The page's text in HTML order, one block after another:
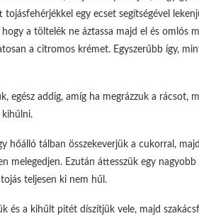
egy ecset segítségével
hogy a töltelék ne áztassa majd el és omlós
a citromos krémet. Egyszerűbb így,
egész addig, amíg ha megrázzuk a rácsot,
kihűlni.
hőálló tálban összekeverjük a cukorral,
melegedjen. Ezután áttesszük egy
teljesen ki nem hűl.
és a kihűlt pitét díszítjük vele, majd